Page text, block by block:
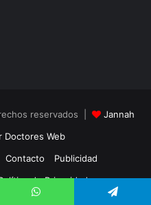
reservados |
Jannah
Doctores Web
Contacto
Publicidad
de Privacidad